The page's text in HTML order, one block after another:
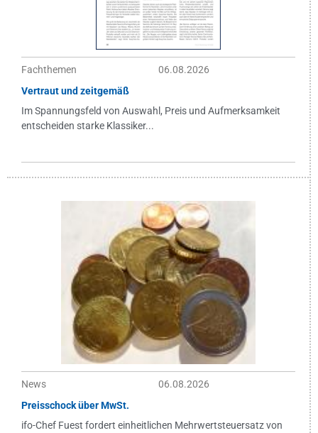
Fachthemen
06.08.2026
Vertraut und zeitgemäß
Im Spannungsfeld von Auswahl, Preis und Aufmerksamkeit
entscheiden starke Klassiker...
News
06.08.2026
Preisschock über MwSt.
ifo-Chef Fuest fordert einheitlichen Mehrwertsteuersatz von